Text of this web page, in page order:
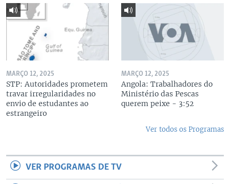
MARÇO 12, 2025
STP: Autoridades prometem
travar irregularidades no
envio de estudantes ao
estrangeiro
MARÇO 12, 2025
Angola: Trabalhadores do
Ministério das Pescas
querem peixe - 3:52
Ver todos os Programas
VER PROGRAMAS DE TV